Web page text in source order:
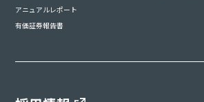
アニュアルレポート
有価証券報告書